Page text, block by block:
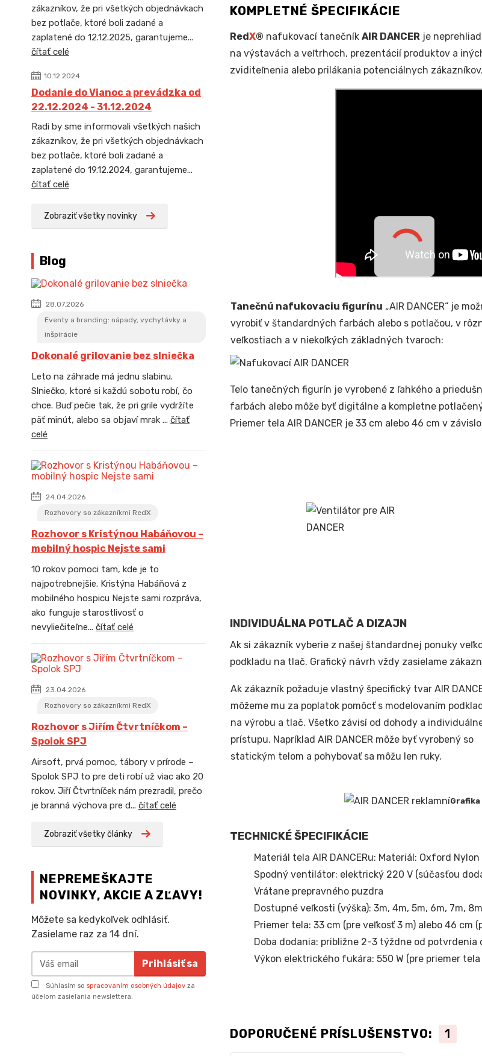
zákazníkov, že pri všetkých objednávkach
bez potlače, ktoré boli zadané a
zaplatené do 12.12.2025, garantujeme...
čítať celé
10.12.2024
Dodanie do Vianoc a prevádzka od
22.12.2024 - 31.12.2024
Radi by sme informovali všetkých našich
zákazníkov, že pri všetkých objednávkach
bez potlače, ktoré boli zadané a
zaplatené do 19.12.2024, garantujeme...
čítať celé
Zobraziť všetky novinky
Blog
28.07.2026
Eventy a branding: nápady, vychytávky a
inšpirácie
Dokonalé grilovanie bez slniečka
Leto na záhrade má jednu slabinu.
Slniečko, ktoré si každú sobotu robí, čo
chce. Buď pečie tak, že pri grile vydržíte
päť minút, alebo sa objaví mrak ... čítať
celé
24.04.2026
Rozhovory so zákazníkmi RedX
Rozhovor s Kristýnou Habáňovou –
mobilný hospic Nejste sami
10 rokov pomoci tam, kde je to
najpotrebnejšie. Kristýna Habáňová z
mobilného hospicu Nejste sami rozpráva,
ako funguje starostlivosť o
nevyliečiteľne... čítať celé
23.04.2026
Rozhovory so zákazníkmi RedX
Rozhovor s Jiřím Čtvrtníčkom –
Spolok SPJ
Airsoft, prvá pomoc, tábory v prírode –
Spolok SPJ to pre deti robí už viac ako 20
rokov. Jiří Čtvrtníček nám prezradil, prečo
je branná výchova pre d... čítať celé
Zobraziť všetky články
NEPREMEŠKAJTE
NOVINKY, AKCIE A ZĽAVY!
Môžete sa kedykoľvek odhlásiť.
Zasielame raz za 14 dní.
Prihlásiť sa
Súhlasím so spracovaním osobných údajov za
účelom zasielania newslettera.
KOMPLETNÉ ŠPECIFIKÁCIE
RedX® nafukovací tanečník AIR DANCERje
na výstavách a veľtrhoch, prezentácií produktov a
zviditeľnenia alebo prilákania potenciálnych zákazníkov.
Tanečnú nafukovaciu figurínu „AIR DANCER“ je
vyrobiť v štandardných farbách alebo s potlačou, v
veľkostiach a v niekoľkých základných tvaroch:
Telo tanečných figurín je vyrobené z ľahkého a
farbách alebo môže byť digitálne a kompletne
Priemer tela AIR DANCER je 33 cm alebo 46 cm v
INDIVIDUÁLNA POTLAČ A DIZAJN
Ak si zákazník vyberie z našej štandardnej ponuky
podkladu na tlač. Grafický návrh vždy zasielame
Ak zákazník požaduje vlastný špecifický tvar AIR
môžeme mu za poplatok pomôcť s modelovaním
na výrobu a tlač. Všetko závisí od dohody a
prístupu. Napríklad AIR DANCER môže byť vyrobený so
statickým telom a pohybovať sa môžu len ruky.
TECHNICKÉ ŠPECIFIKÁCIE
Materiál tela AIR DANCERu: Materiál: Oxford Nylon
Spodný ventilátor: elektrický 220 V (súčasťou
Vrátane prepravného puzdra
Dostupné veľkosti (výška): 3m, 4m, 5m, 6m, 7m, 8m
Priemer tela: 33 cm (pre veľkosť 3 m) alebo 46 cm
Doba dodania: približne 2-3 týždne od potvrdenia
Výkon elektrického fukára: 550 W (pre priemer
DOPORUČENÉ PRÍSLUŠENSTVO: 1